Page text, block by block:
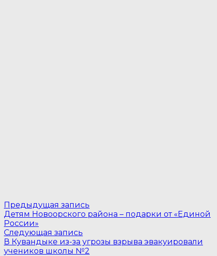
Навигация
по
записям
Предыдущая запись
запись:
Детям Новоорского района – подарки от «Единой
России»
Следующая запись
запись:
В Кувандыке из-за угрозы взрыва эвакуировали
учеников школы №2